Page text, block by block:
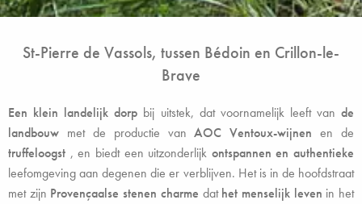
St-Pierre de Vassols, tussen Bédoin en Crillon-le-
Brave
Een klein landelijk dorp bij uitstek, dat voornamelijk leeft vande
landbouw met de productie vanAOC Ventoux-wijnen en de
truffeloogst , en biedt een uitzonderlijk ontspannen en authentieke
leefomgeving aan degenen die er verblijven. Het is in de hoofdstraat
met zijn Provençaalse stenen charme dathet menselijk leven in het